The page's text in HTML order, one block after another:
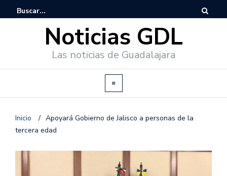
Noticias GDL
Las noticias de Guadalajara
Inicio / Apoyará Gobierno de Jalisco a personas de la
tercera edad